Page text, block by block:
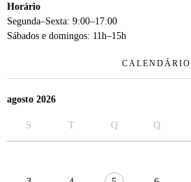
Horário
Segunda–Sexta: 9:00–17:00
Sábados e domingos: 11h–15h
CALENDÁRIO
agosto 2026
S T Q Q